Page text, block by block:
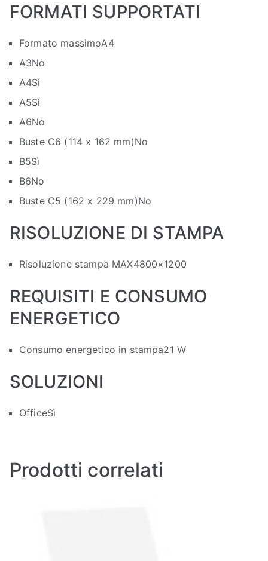
FORMATI SUPPORTATI
Formato massimoA4
A3No
A4Sì
A5Sì
A6No
Buste C6 (114 x 162 mm)No
B5Sì
B6No
Buste C5 (162 x 229 mm)No
RISOLUZIONE DI STAMPA
Risoluzione stampa MAX4800×1200
REQUISITI E CONSUMO
ENERGETICO
Consumo energetico in stampa21 W
SOLUZIONI
OfficeSì
Prodotti correlati